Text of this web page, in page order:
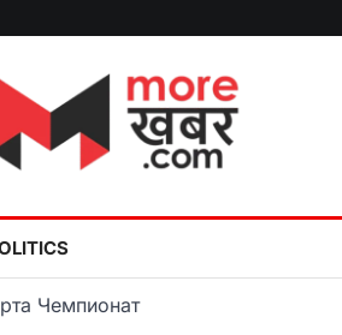
Чемпионат